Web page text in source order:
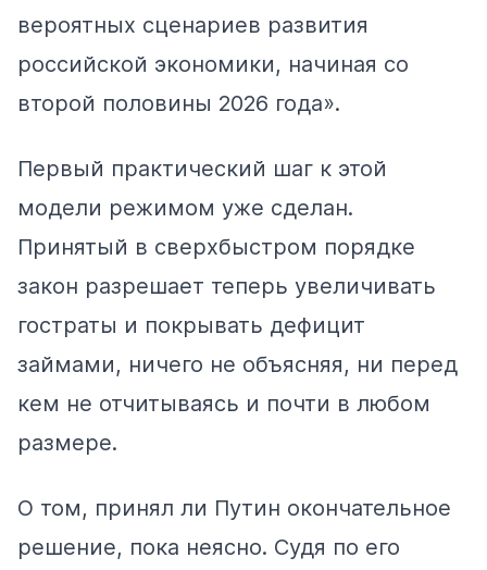
вероятных сценариев развития
российской экономики, начиная со
второй половины 2026 года».
Первый практический шаг к этой
модели режимом уже сделан.
Принятый в сверхбыстром порядке
закон разрешает теперь увеличивать
гостраты и покрывать дефицит
займами, ничего не объясняя, ни перед
кем не отчитываясь и почти в любом
размере.
О том, принял ли Путин окончательное
решение, пока неясно. Судя по его